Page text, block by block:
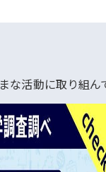
活動に取り組ん